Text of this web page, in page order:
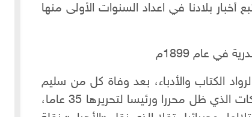
بلادنا في اعداد السنوات الأولى منها
عام 1899م
الكتاب والأدباء، بعد وفاة كل من سليم
وبشارة تقلا ... منهم خليل مطران، وداود بركات الذي ظل محررا ورئيسا لتحريرها 35 عاما،